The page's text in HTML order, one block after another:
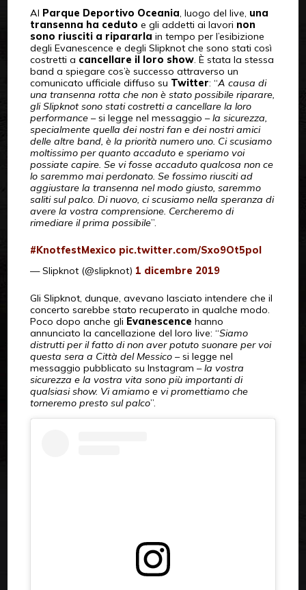
Al Parque Deportivo Oceania, luogo del live, una
transenna ha ceduto e gli addetti ai lavori non
sono riusciti a ripararla in tempo per l’esibizione
degli Evanescence e degli Slipknot che sono stati così
costretti a cancellare il loro show. È stata la stessa
band a spiegare cos’è successo attraverso un
comunicato ufficiale diffuso su Twitter: “A causa di
una transenna rotta che non è stato possibile riparare,
gli Slipknot sono stati costretti a cancellare la loro
performance– si legge nel messaggio –la sicurezza,
specialmente quella dei nostri fan e dei nostri amici
delle altre band, è la priorità numero uno. Ci scusiamo
moltissimo per quanto accaduto e speriamo voi
possiate capire. Se vi fosse accaduto qualcosa non ce
lo saremmo mai perdonato. Se fossimo riusciti ad
aggiustare la transenna nel modo giusto, saremmo
saliti sul palco. Di nuovo, ci scusiamo nella speranza di
avere la vostra comprensione. Cercheremo di
rimediare il prima possibile”.
#KnotfestMexico pic.twitter.com/Sxo9Ot5pol
— Slipknot (@slipknot) 1 dicembre 2019
Gli Slipknot, dunque, avevano lasciato intendere che il
concerto sarebbe stato recuperato in qualche modo.
Poco dopo anche gli Evanescence hanno
annunciato la cancellazione del loro live: “Siamo
distrutti per il fatto di non aver potuto suonare per voi
questa sera a Città del Messico– si legge nel
messaggio pubblicato su Instagram –la vostra
sicurezza e la vostra vita sono più importanti di
qualsiasi show. Vi amiamo e vi promettiamo che
torneremo presto sul palco”.